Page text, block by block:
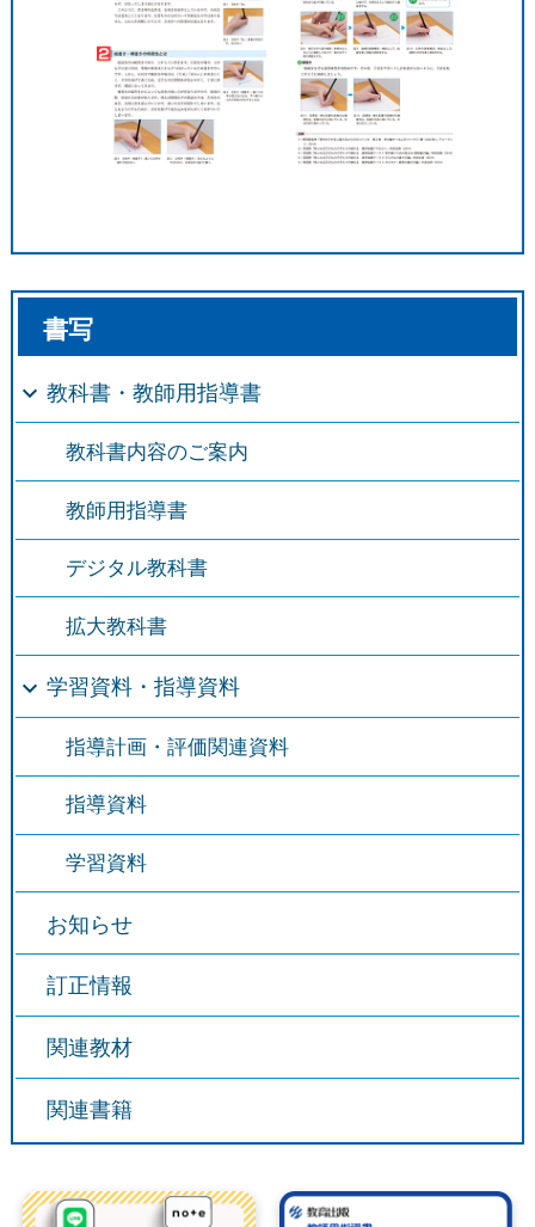
書写
教科書・教師用指導書
教科書内容のご案内
教師用指導書
デジタル教科書
拡大教科書
学習資料・指導資料
指導計画・評価関連資料
指導資料
学習資料
お知らせ
訂正情報
関連教材
関連書籍